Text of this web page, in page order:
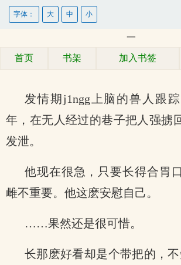
字体： 大 中 小
一
首页 书架 加入书签
发情期j1ngg上脑的兽人跟
年，在无人经过的巷子把人强掳
发泄。
他现在很急，只要长得合胃
雌不重要。他这麽安慰自己。
……果然还是很可惜。
长那麽好看却是个带把的，